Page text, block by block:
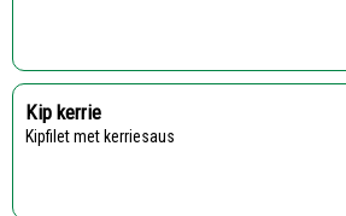
Kip kerrie
Kipfilet met kerriesaus